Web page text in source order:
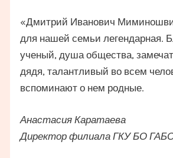
«Дмитрий Иванович
для нашей семьи легендарная.
ученый, душа общества,
дядя, талантливый во всем
вспоминают о нем родные.
Анастасия Каратаева
Директор филиала ГКУ БО